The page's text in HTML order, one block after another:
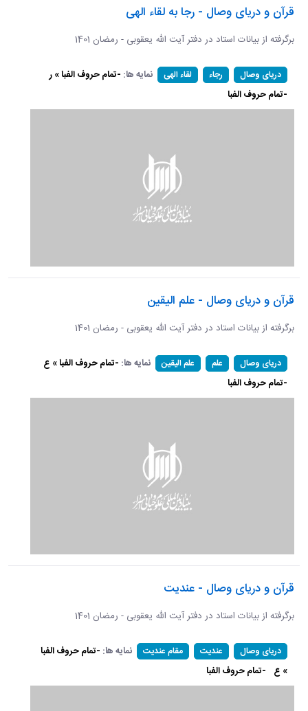
قرآن و دریای وصال - رجا به لقاء الهی
برگرفته از بیانات استاد در دفتر آیت الله یعقوبی - رمضان 1401
دریای وصال رجاء لقاء الهی نمایه ها: -تمام حروف الفبا » ر
-تمام حروف الفبا
قرآن و دریای وصال - علم الیقین
برگرفته از بیانات استاد در دفتر آیت الله یعقوبی - رمضان 1401
دریای وصال علم علم الیقین نمایه ها: -تمام حروف الفبا » ع
-تمام حروف الفبا
قرآن و دریای وصال - عندیت
برگرفته از بیانات استاد در دفتر آیت الله یعقوبی - رمضان 1401
دریای وصال عندیت مقام عندیت نمایه ها: -تمام حروف الفبا
» ع -تمام حروف الفبا